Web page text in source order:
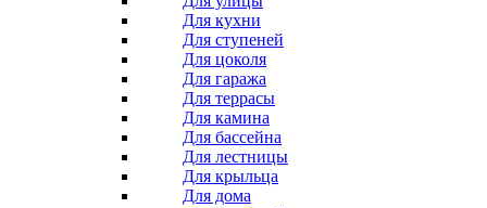
Для кухни
Для ступеней
Для цоколя
Для гаража
Для террасы
Для камина
Для бассейна
Для лестницы
Для крыльца
Для дома